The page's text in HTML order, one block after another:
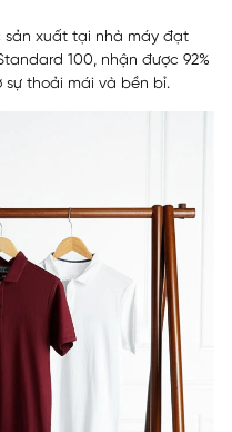
sản xuất tại nhà máy đạt
100, nhận được 92%
thoải mái và bền bỉ.